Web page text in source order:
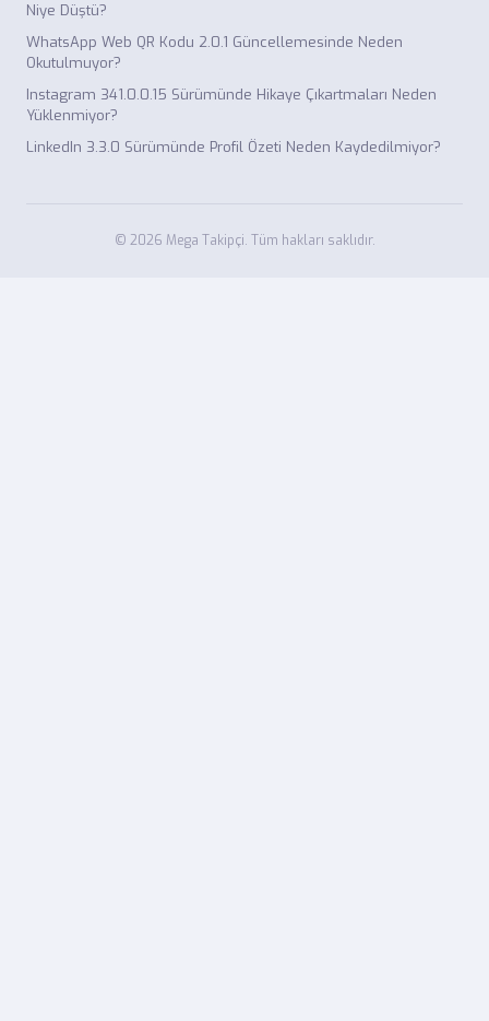
Niye Düştü?
WhatsApp Web QR Kodu 2.0.1 Güncellemesinde Neden
Okutulmuyor?
Instagram 341.0.0.15 Sürümünde Hikaye Çıkartmaları Neden
Yüklenmiyor?
LinkedIn 3.3.0 Sürümünde Profil Özeti Neden Kaydedilmiyor?
© 2026 Mega Takipçi. Tüm hakları saklıdır.